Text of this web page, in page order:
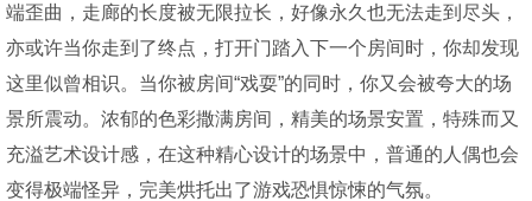
端歪曲，走廊的长度被无限拉长，好像永久也无法走到尽头，
亦或许当你走到了终点，打开门踏入下一个房间时，你却发现
这里似曾相识。当你被房间“戏耍”的同时，你又会被夸大的场
景所震动。浓郁的色彩撒满房间，精美的场景安置，特殊而又
充溢艺术设计感，在这种精心设计的场景中，普通的人偶也会
变得极端怪异，完美烘托出了游戏恐惧惊悚的气氛。